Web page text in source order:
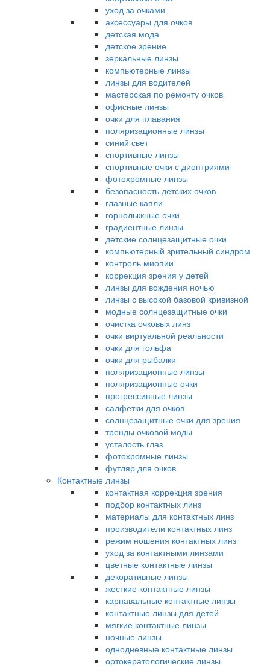
уход за очками
аксессуары для очков
детская мода
детское зрение
зеркальные линзы
компьютерные линзы
линзы для водителей
мастерская по ремонту очков
офисные линзы
очки для плавания
поляризационные линзы
синий свет
спортивные линзы
спортивные очки с диоптриями
фотохромные линзы
безопасность детских очков
глазные капли
горнолыжные очки
градиентные линзы
детские солнцезащитные очки
компьютерный зрительный синдром
контроль миопии
коррекция зрения у детей
линзы для вождения ночью
линзы с высокой базовой кривизной
модные солнцезащитные очки
очистка очковых линз
очки виртуальной реальности
очки для гольфа
очки для рыбалки
поляризационные линзы
поляризационные очки
прогрессивные линзы
салфетки для очков
солнцезащитные очки для зрения
тренды очковой моды
усталость глаз
фотохромные линзы
футляр для очков
Контактные линзы
контактная коррекция зрения
подбор контактных линз
материалы для контактных линз
производители контактных линз
режим ношения контактных линз
уход за контактными линзами
цветные контактные линзы
декоративные линзы
жесткие контактные линзы
карнавальные контактные линзы
контактные линзы для детей
мягкие контактные линзы
ночные линзы
однодневные контактные линзы
ортокератологические линзы